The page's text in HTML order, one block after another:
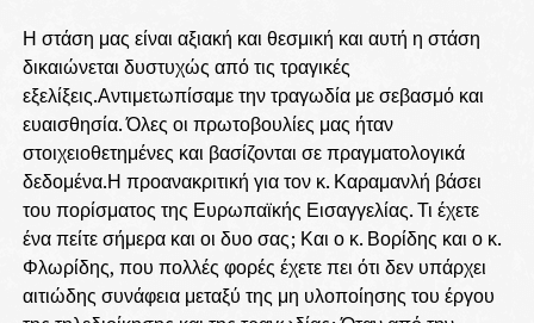
Η στάση μας είναι αξιακή και θεσμική και αυτή η στάση
δικαιώνεται δυστυχώς από τις τραγικές
εξελίξεις.Αντιμετωπίσαμε την τραγωδία με σεβασμό και
ευαισθησία. Όλες οι πρωτοβουλίες μας ήταν
στοιχειοθετημένες και βασίζονται σε πραγματολογικά
δεδομένα.Η προανακριτική για τον κ. Καραμανλή βάσει
του πορίσματος της Ευρωπαϊκής Εισαγγελίας. Τι έχετε
ένα πείτε σήμερα και οι δυο σας; Και ο κ. Βορίδης και ο κ.
Φλωρίδης, που πολλές φορές έχετε πει ότι δεν υπάρχει
αιτιώδης συνάφεια μεταξύ της μη υλοποίησης του έργου